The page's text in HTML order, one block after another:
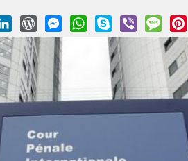
LinkedInWordPressMessengerWhatsApp
Skype Viber